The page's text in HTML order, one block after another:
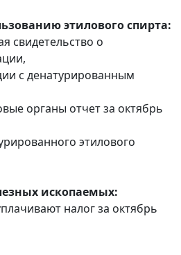
этилового спирта:
свидетельство о
с денатурированным
органы отчет за октябрь
этилового
ископаемых:
налог за октябрь